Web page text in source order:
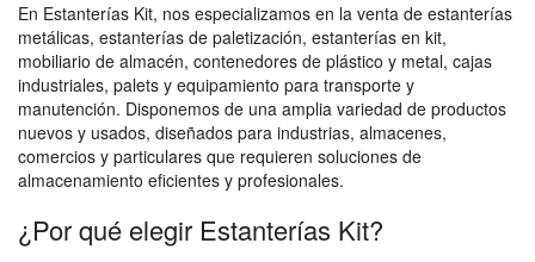
En Estanterías Kit, nos especializamos en la venta de estanterías
metálicas, estanterías de paletización, estanterías en kit,
mobiliario de almacén, contenedores de plástico y metal, cajas
industriales, palets y equipamiento para transporte y
manutención. Disponemos de una amplia variedad de productos
nuevos y usados, diseñados para industrias, almacenes,
comercios y particulares que requieren soluciones de
almacenamiento eficientes y profesionales.
¿Por qué elegir Estanterías Kit?